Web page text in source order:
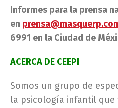
Informes para la prensa
en
6991 en la Ciudad de
ACERCA DE CEEPI
Somos un grupo de
la psicología infantil que